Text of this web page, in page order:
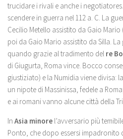
trucidare i rivali e anche i
scendere in guerra nel 112 a. C. La
Cecilio Metello assistito da Gaio Mario
poi da Gaio Mario assistito da Silla. La
quando grazie al tradimento del re
di Giugurta, Roma vince. Bocco
giustiziato) e la Numidia viene divisa:
un nipote di Massinissa, fedele a
e ai romani vanno alcune città della
In Asia minore l’avversario più
Ponto, che dopo essersi impadronito